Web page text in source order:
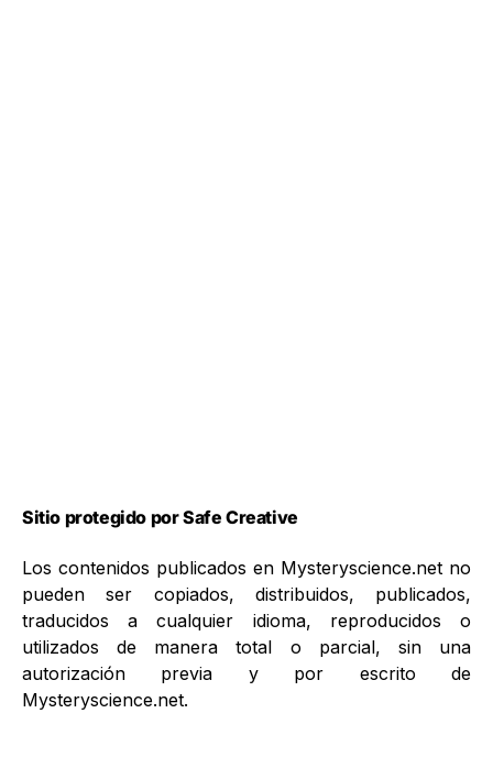
Sitio protegido por Safe Creative
Los contenidos publicados en Mysteryscience.net no
pueden ser copiados, distribuidos, publicados,
traducidos a cualquier idioma, reproducidos o
utilizados de manera total o parcial, sin una
autorización previa y por escrito de
Mysteryscience.net.